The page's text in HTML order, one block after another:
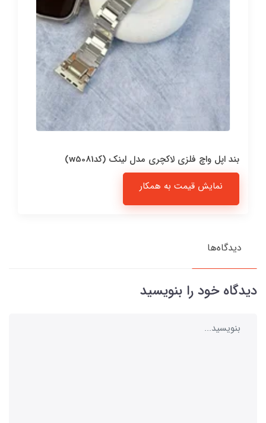
بند اپل واچ فلزی لاکچری مدل لینک (کدw5081)
نمایش قیمت به همکار
دیدگاه‌ها
دیدگاه خود را بنویسید